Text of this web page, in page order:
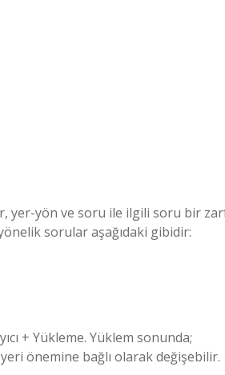
yer-yön ve soru ile ilgili soru bir
sorular aşağıdaki gibidir:
+ Yükleme. Yüklem sonunda;
önemine bağlı olarak değişebilir.